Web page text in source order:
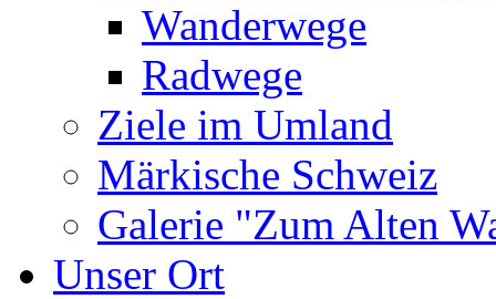
Wanderwege
Radwege
Ziele im Umland
Märkische Schweiz
Galerie "Zum Alten
Unser Ort